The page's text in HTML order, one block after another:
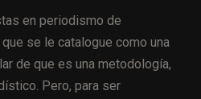
en periodismo de
se le catalogue como una
de que es una metodología,
Pero, para ser